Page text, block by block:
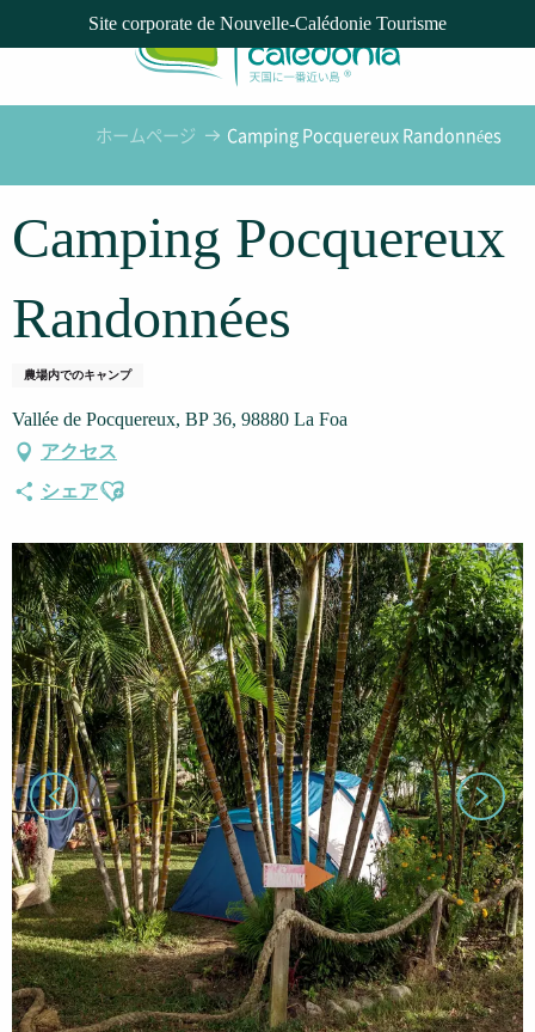
Site corporate de Nouvelle-Calédonie Tourisme
ホームページ Camping Pocquereux Randonnées
Camping Pocquereux
Randonnées
農場内でのキャンプ
Vallée de Pocquereux, BP 36, 98880 La Foa
アクセス
シェアAjouter aux favoris